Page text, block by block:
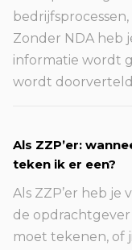
Zonder NDA heb
informatie wordt
wordt
Als ZZP’er:
teken ik er een?
Als ZZP’er heb je
de
moet tekenen, of